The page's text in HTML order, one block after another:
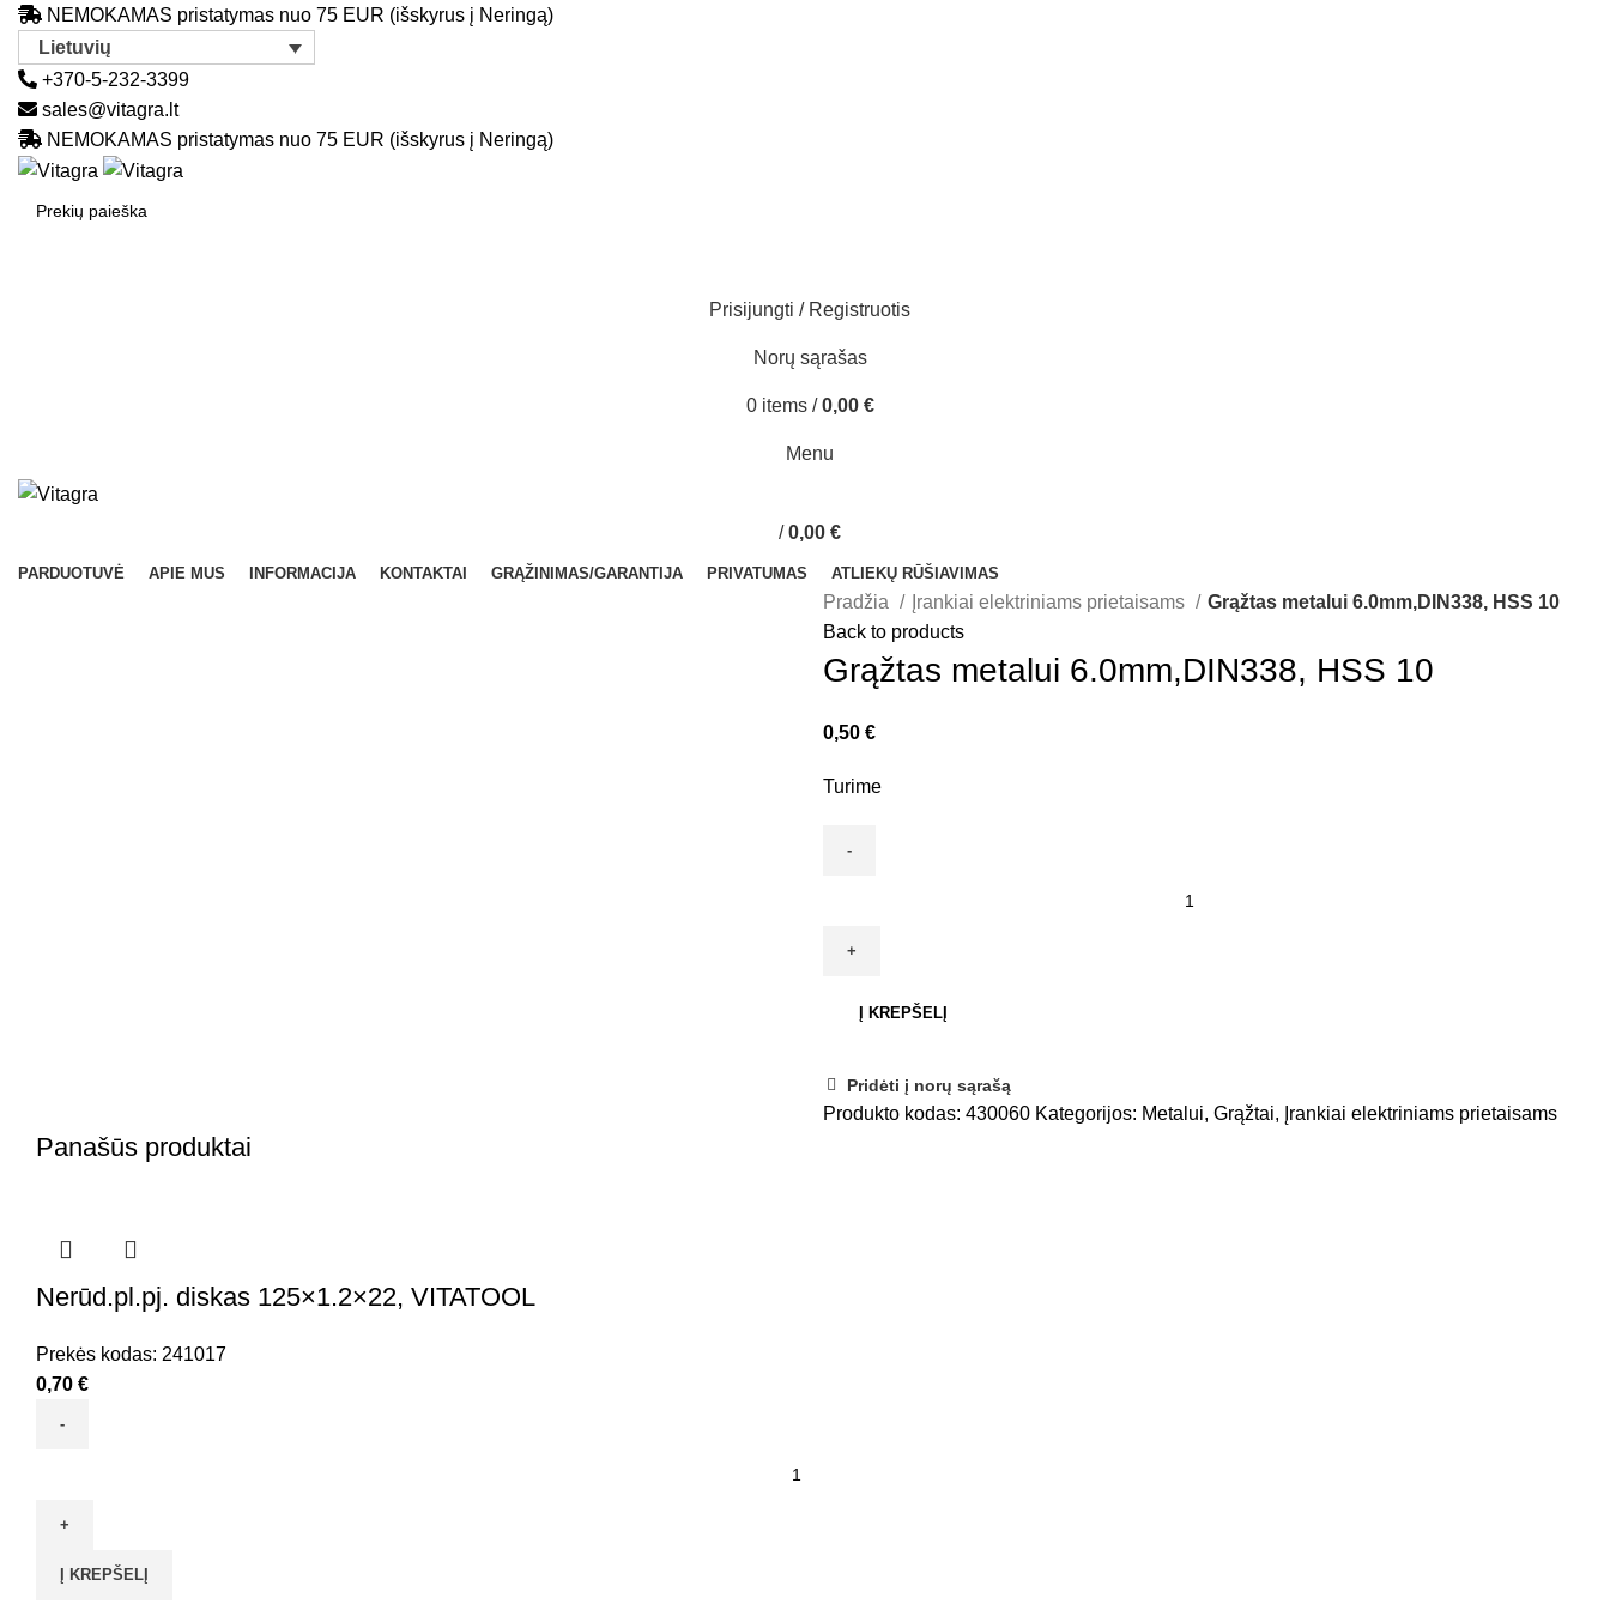
NEMOKAMAS pristatymas nuo 75 EUR (išskyrus į Neringą)
Lietuvių
+370-5-232-3399
sales@vitagra.lt
NEMOKAMAS pristatymas nuo 75 EUR (išskyrus į Neringą)
Prisijungti / Registruotis
Norų sąrašas
0 items / 0,00 €
Menu
/ 0,00 €
PARDUOTUVĖ APIE MUS INFORMACIJA KONTAKTAI GRĄŽINIMAS/GARANTIJA PRIVATUMAS ATLIEKŲ RŪŠIAVIMAS
Pradžia Įrankiai elektriniams prietaisams
Grąžtas metalui 6.0mm,DIN338, HSS 10
Back to products
Grąžtas metalui 6.0mm,DIN338, HSS 10
0,50 €
Turime
Grąžtas
6.0mm,DIN338,
Į KREPŠELĮ
Pridėti į norų sąrašą
Produkto kodas: 430060 Kategorijos: Metalui, Grąžtai, Įrankiai elektriniams prietaisams
Panašūs produktai
Nerūd.pl.pj. diskas 125×1.2×22, VITATOOL
Prekės kodas: 241017
0,70 €
Nerūd.pl.pj.
125x1.2x22,
Į KREPŠELĮ